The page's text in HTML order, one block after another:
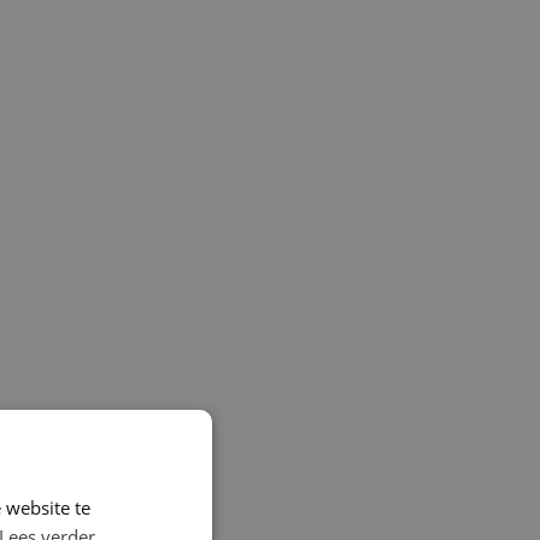
website te